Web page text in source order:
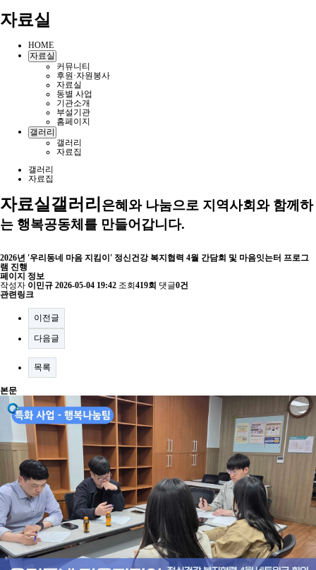
자료실
HOME
자료실
커뮤니티
후원·자원봉사
자료실
동별 사업
기관소개
부설기관
홈페이지
갤러리
갤러리
자료집
갤러리
자료집
자료실갤러리 은혜와 나눔으로 지역사회와 함께하
는 행복공동체를 만들어갑니다.
2026년 '우리동네 마음 지킴이' 정신건강 복지협력 4월 간담회 및 마음잇는터 프로그
램 진행
페이지 정보
작성자 이민규 2026-05-04 19:42 조회 419회 댓글0건
관련링크
이전글
다음글
목록
본문